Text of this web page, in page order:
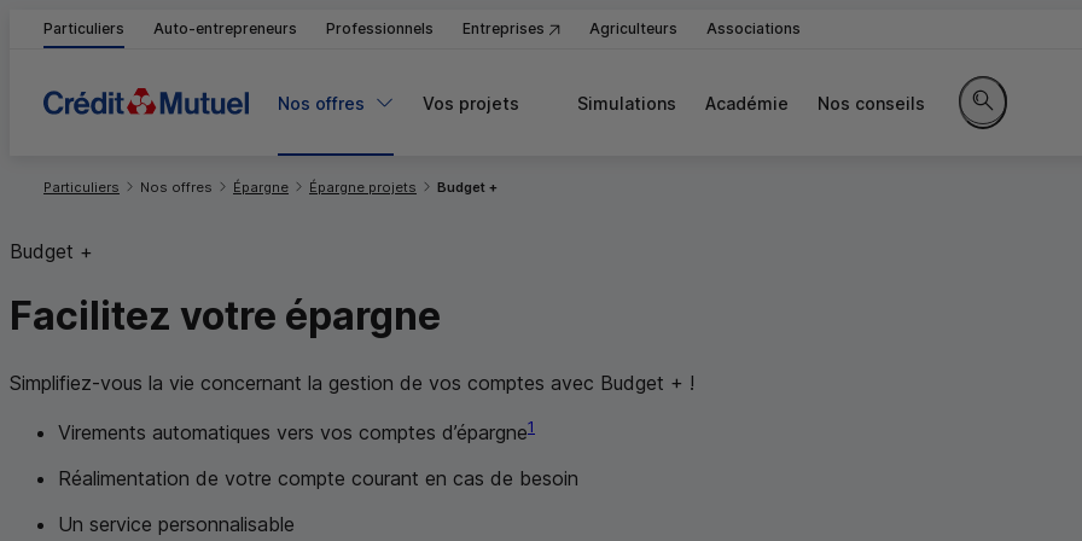
Particuliers Auto-entrepreneurs Professionnels Entreprises Agriculteurs Associations
Nos offres Vos projets Simulations Académie Nos conseils
Rechercher
Particuliers Nos offres Épargne Épargne projets Budget +
Budget +
Facilitez votre épargne
Simplifiez-vous la vie concernant la gestion de vos comptes avec Budget + !
Virements automatiques vers vos comptes d’épargne1
Réalimentation de votre compte courant en cas de besoin
Un service personnalisable